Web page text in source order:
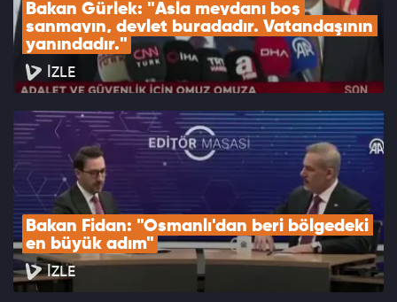
Bakan Gürlek: "Asla meydanı boş
sanmayın, devlet buradadır. Vatandaşının
yanındadır."
İZLE
Bakan Fidan: "Osmanlı'dan beri bölgedeki
en büyük adım"
İZLE